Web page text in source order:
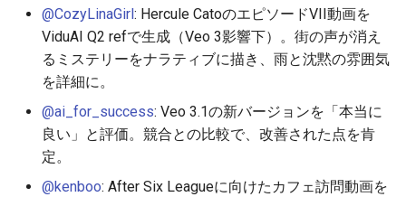
2026-04-23
2026-04-21
2025-10-08
2025-10-06
2026-04-23
2026-04-21
2025-10-08
2025-10-06
2026-04-20
2026-04-18
2025-10-08
2025-10-06
2026-04-19
2026-04-18
2026-04-17
2026-04-16
@CozyLinaGirl: Hercule CatoのエピソードVII動画を
ViduAI Q2 refで生成（Veo 3影響下）。街の声が消え
るミステリーをナラティブに描き、雨と沈黙の雰囲気
を詳細に。
@ai_for_success: Veo 3.1の新バージョンを「本当に
良い」と評価。競合との比較で、改善された点を肯
定。
@kenboo: After Six Leagueに向けたカフェ訪問動画を